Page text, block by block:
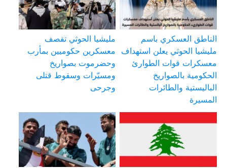
الناطق العسكري باسم
مليشيا الحوثي يعلن استهداف
معسكرات قوات الطوارئ
الحكومية بالصواريخ
الباليستية والطائرات
المسيرة
مليشيا الحوثي تقصف
معسكرين حكوميين بمأرب
وحضرموت بصواريخ
ومسيّرات وسقوط قتلى
وجرحى